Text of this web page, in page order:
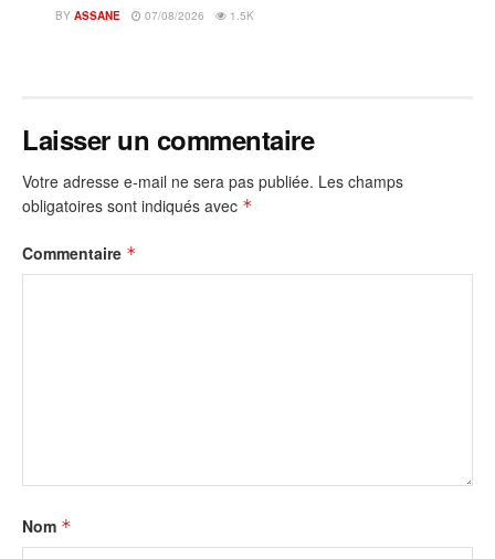
BY ASSANE 07/08/2026 1.5K
Laisser un commentaire
Votre adresse e-mail ne sera pas publiée. Les champs
obligatoires sont indiqués avec *
Commentaire *
Nom *